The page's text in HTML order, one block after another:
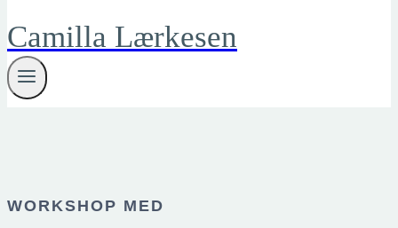
Camilla Lærkesen
WORKSHOP MED